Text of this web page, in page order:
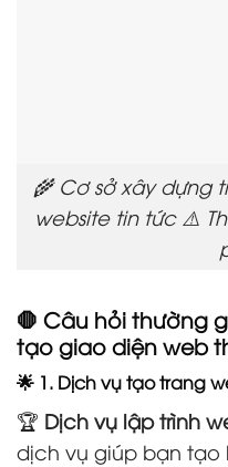
🌾 Cơ sở xây dựng
website tin tức ⚠️
🛑 Câu hỏi thường
tạo giao diện web
🌟 1. Dịch vụ tạo trang
🏆 Dịch vụ lập trình
dịch vụ giúp bạn tạo